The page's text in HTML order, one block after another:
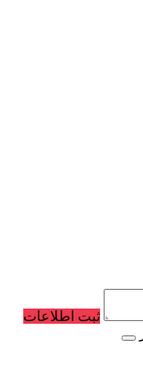
ثبت اطلاعات